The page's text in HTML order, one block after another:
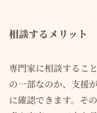
相談するメリット
専門家に相談するこ
の一部なのか、支援
に確認できます。そ